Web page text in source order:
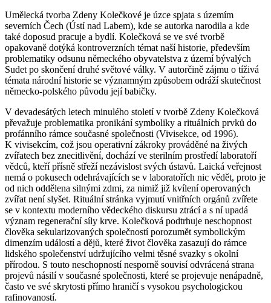
Umělecká tvorba Zdeny Kolečkové je úzce spjata s územím
severních Čech (Ústí nad Labem), kde se autorka narodila a kde
také doposud pracuje a bydlí. Kolečková se ve své tvorbě
opakovaně dotýká kontroverzních témat naší historie, především
problematiky odsunu německého obyvatelstva z území bývalých
Sudet po skončení druhé světové války. V autorčině zájmu o tíživá
témata národní historie se významným způsobem odráží skutečnost
německo-polského původu její babičky.
V devadesátých letech minulého století v tvorbě Zdeny Kolečková
převažuje problematika pronikání symboliky a rituálních prvků do
profánního rámce současné společnosti (Vivisekce, od 1996).
K vivisekcím, což jsou operativní zákroky prováděné na živých
zvířatech bez znecitlivění, dochází ve sterilním prostředí laboratoří
vědců, kteří přísně střeží nezávislost svých ústavů. Laická veřejnost
nemá o pokusech odehrávajících se v laboratořích nic vědět, proto je
od nich oddělena silnými zdmi, za nimiž již kvílení operovaných
zvířat není slyšet. Rituální stránka vyjmutí vnitřních orgánů zvířete
se v kontextu moderního vědeckého diskursu ztrácí a s ní upadá
význam regenerační síly krve. Kolečková podtrhuje neschopnost
člověka sekularizovaných společností porozumět symbolickým
dimenzím událostí a dějů, které život člověka zasazují do rámce
lidského společenství udržujícího velmi těsné svazky s okolní
přírodou. S touto neschopností nesporně souvisí odvrácená strana
projevů násilí v současné společnosti, které se projevuje nenápadně,
často ve své skrytosti přímo hraničí s vysokou psychologickou
rafinovaností.